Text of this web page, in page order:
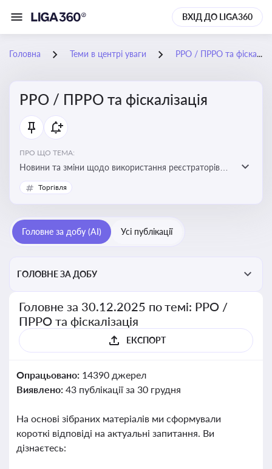
ВХІД ДО LIGA360
Головна Теми в центрі уваги РРО / ПРРО та фіскалізація
РРО / ПРРО та фіскалізація
ПРО ЩО ТЕМА:
Новини та зміни щодо використання реєстраторів
розрахункових операцій, аналіз законодавства про
РРО, позиції ДПС та судів щодо РРО
Торгівля
Головне за добу (AI) Усі публікації
ГОЛОВНЕ ЗА ДОБУ
Головне за 30.12.2025 по темі: РРО /
ПРРО та фіскалізація
ЕКСПОРТ
Опрацьовано: 14390 джерел
Виявлено: 43 публікації за 30 грудня
На основі зібраних матеріалів ми сформували
короткі відповіді на актуальні запитання. Ви
дізнаєтесь: